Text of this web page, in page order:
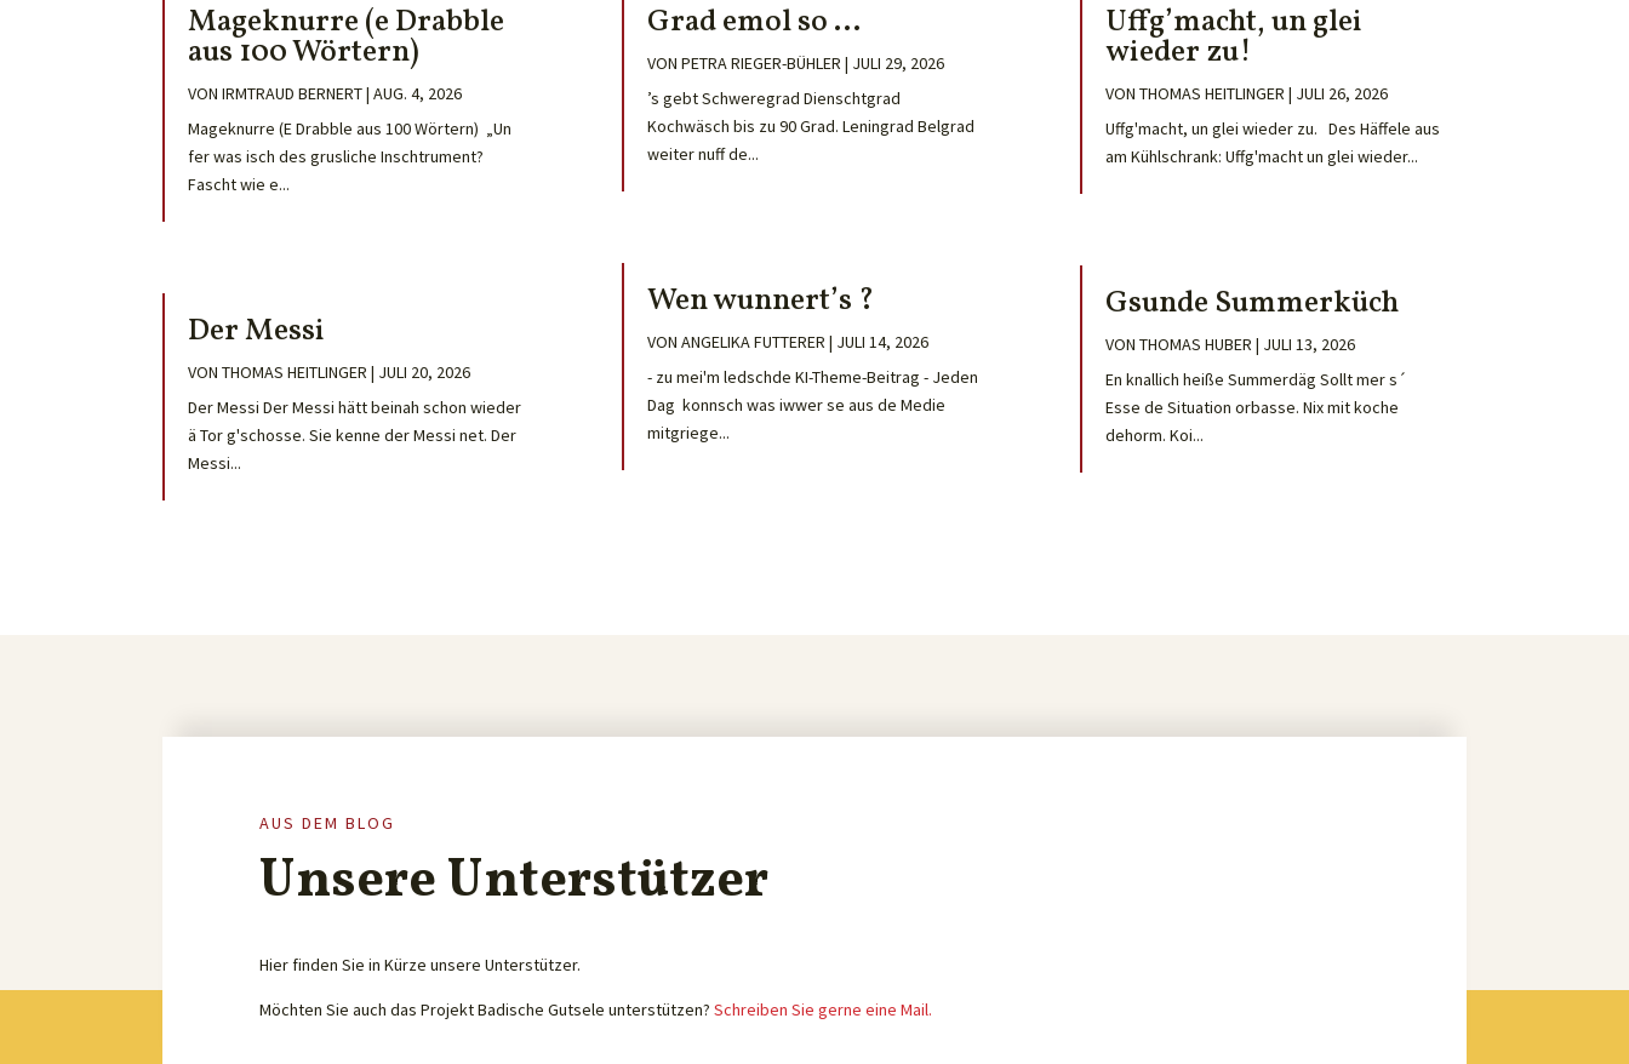
Mageknurre (e Drabble
aus 100 Wörtern)
VONIRMTRAUD BERNERT|AUG. 4, 2026
Mageknurre (E Drabble aus 100 Wörtern) „Un
fer was isch des grusliche Inschtrument?
Fascht wie e...
Der Messi
VONTHOMAS HEITLINGER | JULI 20, 2026
Der Messi Der Messi hätt beinah schon wieder
ä Tor g'schosse. Sie kenne der Messi net. Der
Messi...
Grad emol so …
VON PETRA RIEGER-BÜHLER | JULI 29, 2026
’s gebt Schweregrad Dienschtgrad
Kochwäsch bis zu 90 Grad. Leningrad Belgrad
weiter nuff de...
Wen wunnert’s ?
VON ANGELIKA FUTTERER | JULI 14, 2026
- zu mei'm ledschde KI-Theme-Beitrag - Jeden
Dag konnsch was iwwer se aus de Medie
mitgriege...
Uffg’macht, un glei
wieder zu!
VON THOMAS HEITLINGER | JULI 26, 2026
Uffg'macht, un glei wieder zu. Des Häffele aus
am Kühlschrank: Uffg'macht un glei wieder...
Gsunde Summerküch
VON THOMAS HUBER | JULI 13, 2026
En knallich heiße Summerdäg Sollt mer s´
Esse de Situation orbasse. Nix mit koche
dehorm. Koi...
AUS DEM BLOG
Unsere Unterstützer
Hier finden Sie in Kürze unsere Unterstützer.
Möchten Sie auch das Projekt Badische Gutsele unterstützen?Schreiben Sie gerne eine Mail.